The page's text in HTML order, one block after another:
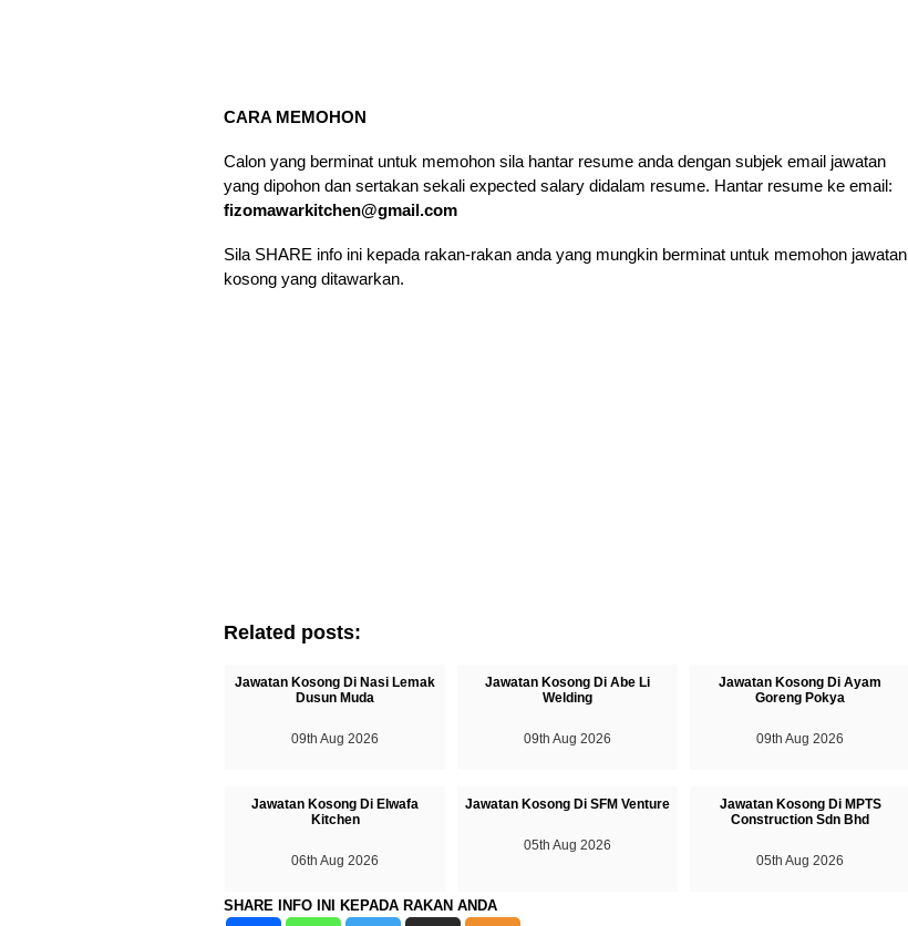
CARA MEMOHON
Calon yang berminat untuk memohon sila hantar resume anda dengan subjek email jawatan
yang dipohon dan sertakan sekali expected salary didalam resume. Hantar resume ke email:
fizomawarkitchen@gmail.com
Sila SHARE info ini kepada rakan-rakan anda yang mungkin berminat untuk memohon jawatan
kosong yang ditawarkan.
Related posts:
Jawatan Kosong Di Nasi Lemak
Dusun Muda
09th Aug 2026
Jawatan Kosong Di Abe Li
Welding
09th Aug 2026
Jawatan Kosong Di Ayam
Goreng Pokya
09th Aug 2026
Jawatan Kosong Di Elwafa
Kitchen
06th Aug 2026
Jawatan Kosong Di SFM Venture
05th Aug 2026
Jawatan Kosong Di MPTS
Construction Sdn Bhd
05th Aug 2026
SHARE INFO INI KEPADA RAKAN ANDA